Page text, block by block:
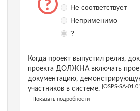
Не соответствует
Неприменимо
?
Когда проект выпустил релиз,
проекта ДОЛЖНА включать
документацию,
участников в системе.
[OSPS-SA-
Показать подробности